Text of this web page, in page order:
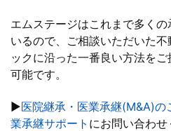
エムステージはこれまで多く
いるので、ご相談いただいた
ックに沿った一番良い方法を
可能です。
▶医院継承・医業承継(M&A)の
業承継サポート にお問い合わせ